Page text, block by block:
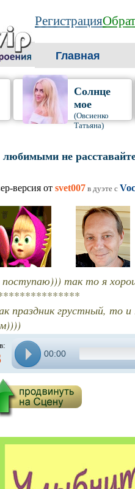
Регистрация
Главная
Солнце
мое
(Овсиенко
Татьяна)
не
версия от svet007 в дуэте c
так то я
праздник грустный, то
00:00